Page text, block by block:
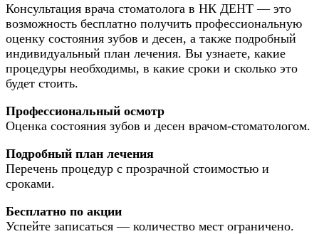
Консультация врача стоматолога в НК ДЕНТ — это
возможность бесплатно получить профессиональную
оценку состояния зубов и десен, а также подробный
индивидуальный план лечения. Вы узнаете, какие
процедуры необходимы, в какие сроки и сколько это
будет стоить.
Профессиональный осмотр
Оценка состояния зубов и десен врачом-стоматологом.
Подробный план лечения
Перечень процедур с прозрачной стоимостью и
сроками.
Бесплатно по акции
Успейте записаться — количество мест ограничено.